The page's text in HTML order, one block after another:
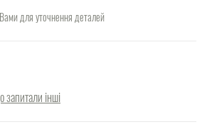
для уточнення деталей
запитали інші